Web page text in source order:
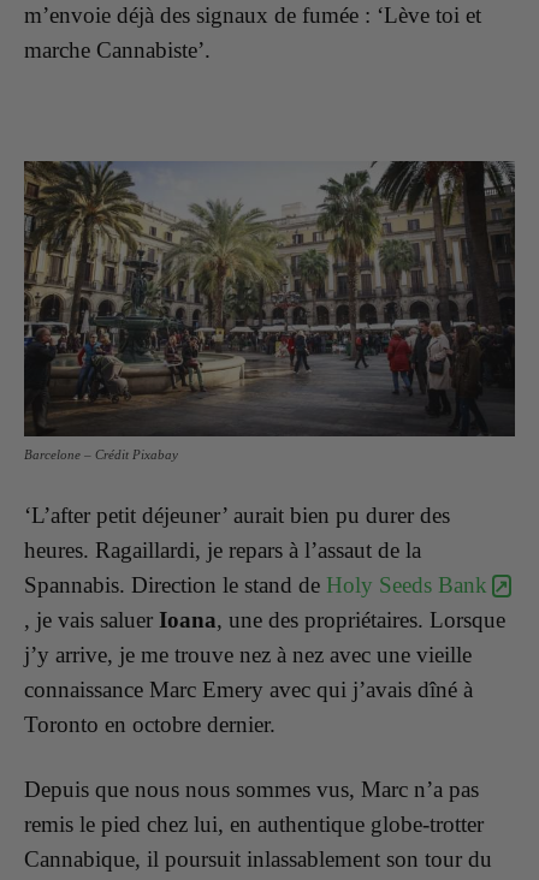
m’envoie déjà des signaux de fumée : ‘Lève toi et
marche Cannabiste’.
Barcelone – Crédit Pixabay
‘L’after petit déjeuner’ aurait bien pu durer des
heures. Ragaillardi, je repars à l’assaut de la
Spannabis. Direction le stand de Holy Seeds Bank
, je vais saluer Ioana, une des propriétaires. Lorsque
j’y arrive, je me trouve nez à nez avec une vieille
connaissance Marc Emery avec qui j’avais dîné à
Toronto en octobre dernier.
Depuis que nous nous sommes vus, Marc n’a pas
remis le pied chez lui, en authentique globe-trotter
Cannabique, il poursuit inlassablement son tour du